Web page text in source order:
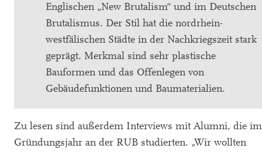
Englischen „New Brutalism“ und im Deutschen
Brutalismus. Der Stil hat die nordrhein-
westfälischen Städte in der Nachkriegszeit stark
geprägt. Merkmal sind sehr plastische
Bauformen und das Offenlegen von
Gebäudefunktionen und Baumaterialien.
Zu lesen sind außerdem Interviews mit Alumni, die im
Gründungsjahr an der RUB studierten. „Wir wollten